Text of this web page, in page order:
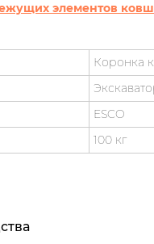
элементов
Коронка
ESCO
100 кг